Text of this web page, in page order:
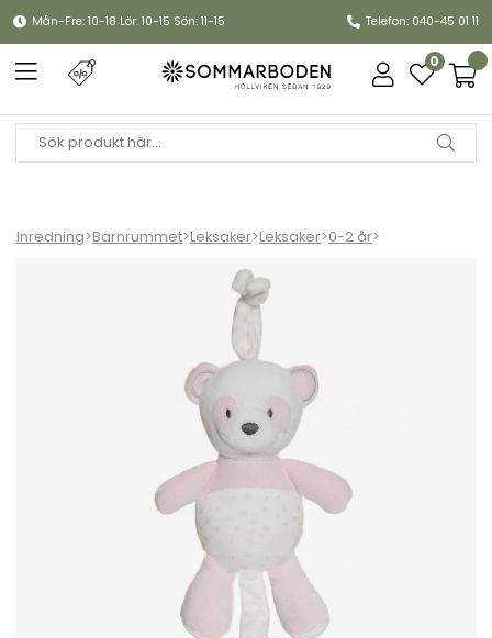
Mån-Fre: 10-18 Lör: 10-15 Sön: 11-15 Telefon: 040-45 01 11
0
Inredning>Barnrummet>Leksaker>Leksaker>0-2 år>